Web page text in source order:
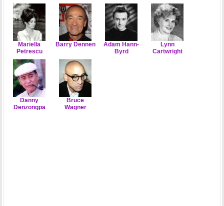
Mariella
Petrescu
Barry Dennen
Adam Hann-
Byrd
Lynn
Cartwright
Danny
Denzongpa
Bruce
Wagner